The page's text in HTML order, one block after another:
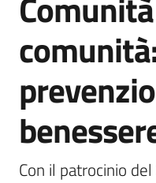
Vivere
Pieve
Cento
Con il patrocinio